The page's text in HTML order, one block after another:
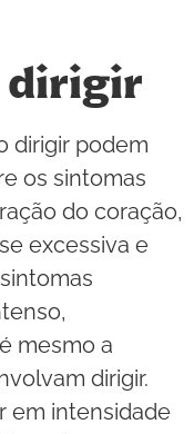
dirigir
dirigir podem
os sintomas
do coração,
excessiva e
mesmo a
dirigir.
em intensidade